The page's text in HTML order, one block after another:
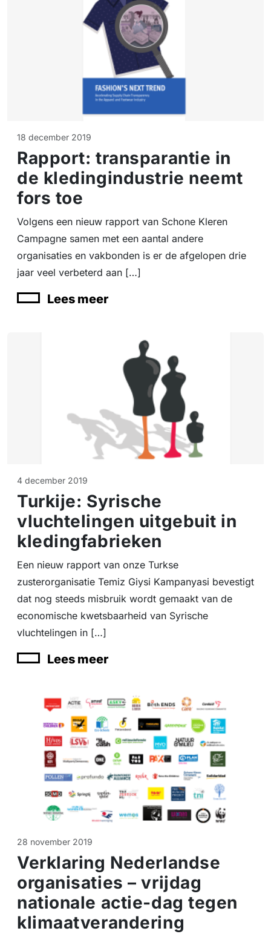
18 december 2019
Rapport: transparantie in
de kledingindustrie neemt
fors toe
Volgens een nieuw rapport van Schone Kleren
Campagne samen met een aantal andere
organisaties en vakbonden is er de afgelopen drie
jaar veel verbeterd aan […]
Lees meer
4 december 2019
Turkije: Syrische
vluchtelingen uitgebuit in
kledingfabrieken
Een nieuw rapport van onze Turkse
zusterorganisatie Temiz Giysi Kampanyasi bevestigt
dat nog steeds misbruik wordt gemaakt van de
economische kwetsbaarheid van Syrische
vluchtelingen in […]
Lees meer
28 november 2019
Verklaring Nederlandse
organisaties – vrijdag
nationale actie-dag tegen
klimaatverandering